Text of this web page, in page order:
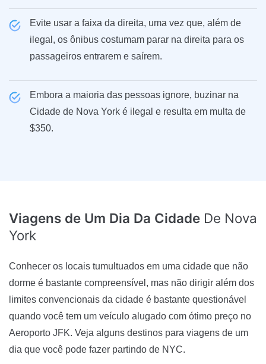
Evite usar a faixa da direita, uma vez que, além de
ilegal, os ônibus costumam parar na direita para os
passageiros entrarem e saírem.
Embora a maioria das pessoas ignore, buzinar na
Cidade de Nova York é ilegal e resulta em multa de
$350.
Viagens de Um Dia Da Cidade De Nova
York
Conhecer os locais tumultuados em uma cidade que não
dorme é bastante compreensível, mas não dirigir além dos
limites convencionais da cidade é bastante questionável
quando você tem um veículo alugado com ótimo preço no
Aeroporto JFK. Veja alguns destinos para viagens de um
dia que você pode fazer partindo de NYC.